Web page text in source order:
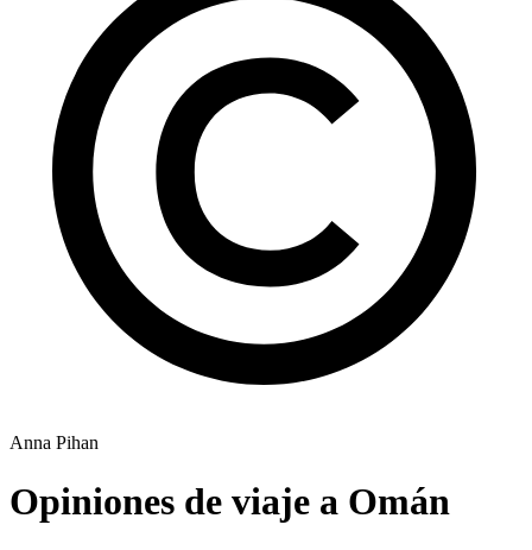
Anna Pihan
Opiniones de viaje a Omán